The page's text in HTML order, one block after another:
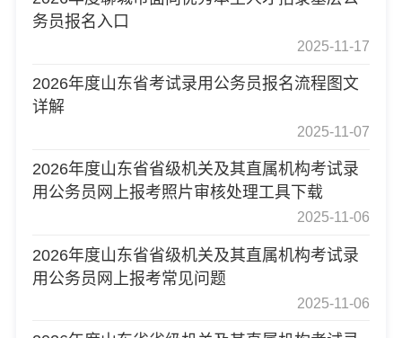
务员报名入口
2025-11-17
2026年度山东省考试录用公务员报名流程图文
详解
2025-11-07
2026年度山东省省级机关及其直属机构考试录
用公务员网上报考照片审核处理工具下载
2025-11-06
2026年度山东省省级机关及其直属机构考试录
用公务员网上报考常见问题
2025-11-06